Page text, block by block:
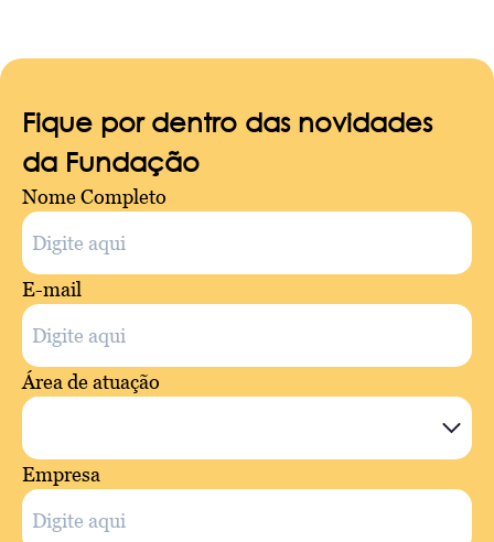
Fique por dentro das novidades
da Fundação
Nome Completo
E-mail
Área de atuação
Empresa